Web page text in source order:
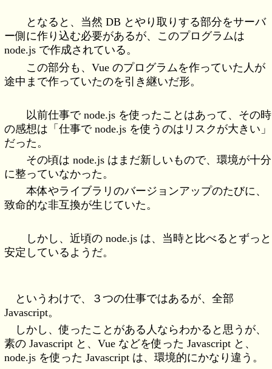
となると、当然 DB とやり取りする部分をサーバ
ー側に作り込む必要があるが、このプログラムは
node.js で作成されている。
この部分も、Vue のプログラムを作っていた人が
途中まで作っていたのを引き継いだ形。
以前仕事で node.js を使ったことはあって、その時
の感想は「仕事で node.js を使うのはリスクが大きい」
だった。
その頃は node.js はまだ新しいもので、環境が十分
に整っていなかった。
本体やライブラリのバージョンアップのたびに、
致命的な非互換が生じていた。
しかし、近頃の node.js は、当時と比べるとずっと
安定しているようだ。
というわけで、３つの仕事ではあるが、全部
Javascript。
しかし、使ったことがある人ならわかると思うが、
素の Javascript と、Vue などを使った Javascript と、
node.js を使った Javascript は、環境的にかなり違う。